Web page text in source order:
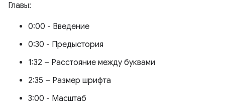
Главы:
0:00 - Введение
0:30 - Предыстория
1:32 – Расстояние между буквами
2:35 – Размер шрифта
3:00 - Масштаб